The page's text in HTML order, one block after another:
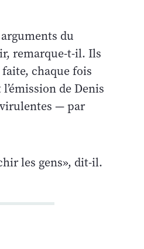
du
remarque-t-il. Ils
chaque fois
de Denis
— par
les gens», dit-il.